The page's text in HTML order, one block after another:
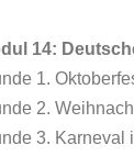
14:
1.
2.
3. Karneval